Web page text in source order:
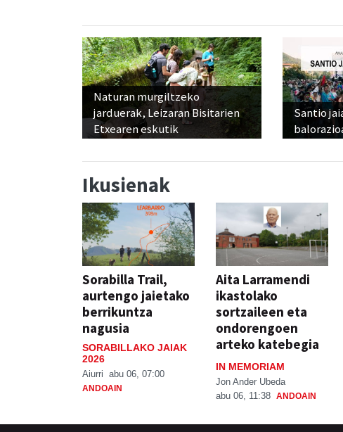
Naturan murgiltzeko
jarduerak, Leizaran Bisitarien
Etxearen eskutik
Santio
Ikusienak
Sorabilla Trail,
aurtengo jaietako
berrikuntza
nagusia
SORABILLAKO JAIAK
2026
Aiurri abu 06, 07:00
ANDOAIN
Aita Larramendi
ikastolako
sortzaileen eta
ondorengoen
arteko katebegia
IN MEMORIAM
Jon Ander Ubeda
abu 06, 11:38 ANDOAIN